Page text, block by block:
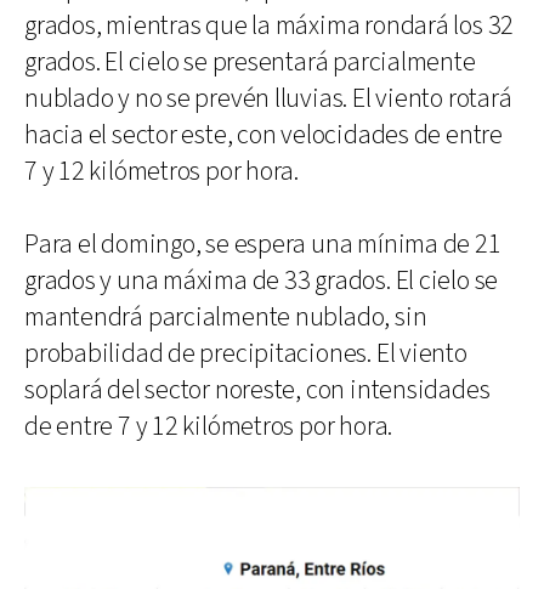
grados, mientras que la máxima rondará los 32
grados. El cielo se presentará parcialmente
nublado y no se prevén lluvias. El viento rotará
hacia el sector este, con velocidades de entre
7 y 12 kilómetros por hora.
Para el domingo, se espera una mínima de 21
grados y una máxima de 33 grados. El cielo se
mantendrá parcialmente nublado, sin
probabilidad de precipitaciones. El viento
soplará del sector noreste, con intensidades
de entre 7 y 12 kilómetros por hora.